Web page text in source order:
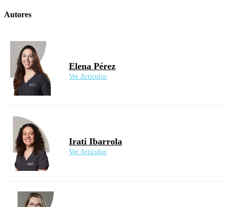
Autores
Elena Pérez
Ver Artículos
Irati Ibarrola
Ver Artículos